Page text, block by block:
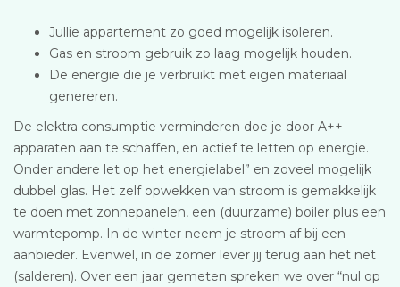
Jullie appartement zo goed mogelijk isoleren.
Gas en stroom gebruik zo laag mogelijk houden.
De energie die je verbruikt met eigen materiaal
genereren.
De elektra consumptie verminderen doe je door A++
apparaten aan te schaffen, en actief te letten op energie.
Onder andere let op het energielabel” en zoveel mogelijk
dubbel glas. Het zelf opwekken van stroom is gemakkelijk
te doen met zonnepanelen, een (duurzame) boiler plus een
warmtepomp. In de winter neem je stroom af bij een
aanbieder. Evenwel, in de zomer lever jij terug aan het net
(salderen). Over een jaar gemeten spreken we over “nul op